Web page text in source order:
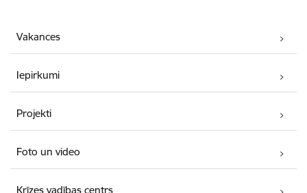
Vakances
Iepirkumi
Projekti
Foto un video
Krīzes vadības centrs